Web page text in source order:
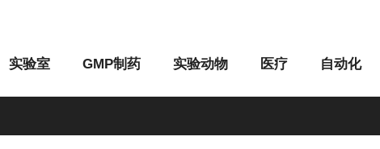
实验室 GMP制药 实验动物 医疗 自动化